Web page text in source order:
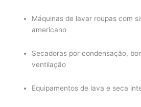
Máquinas de lavar roupas com
americano
Secadoras por condensação,
ventilação
Equipamentos de lava e seca